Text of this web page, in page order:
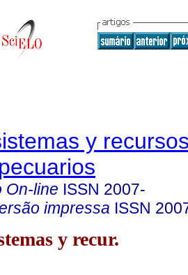
y
On-line ISSN 2007-
impressa ISSN
y recur.